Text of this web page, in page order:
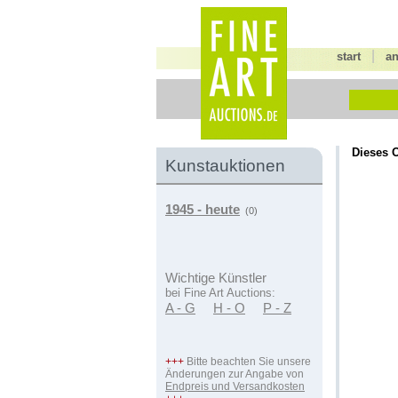
start
Kunstauktionen
1945 - heute (0)
Wichtige Künstler
bei Fine Art Auctions:
A - G H - O P - Z
+++ Bitte beachten Sie unsere
Änderungen zur Angabe von
Endpreis und Versandkosten
Dieses